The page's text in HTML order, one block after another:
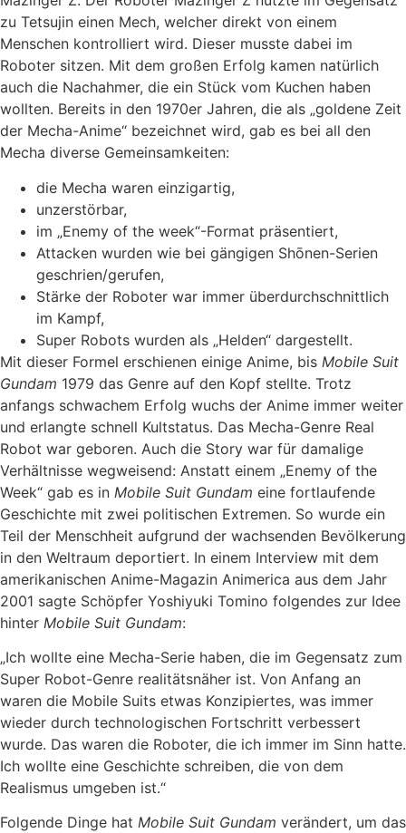
zu Tetsujin einen Mech, welcher direkt von einem
Menschen kontrolliert wird. Dieser musste dabei im
Roboter sitzen. Mit dem großen Erfolg kamen natürlich
auch die Nachahmer, die ein Stück vom Kuchen haben
wollten. Bereits in den 1970er Jahren, die als „goldene Zeit
der Mecha-Anime“ bezeichnet wird, gab es bei all den
Mecha diverse Gemeinsamkeiten:
die Mecha waren einzigartig,
unzerstörbar,
im „Enemy of the week“-Format präsentiert,
Attacken wurden wie bei gängigen Shōnen-Serien
geschrien/gerufen,
Stärke der Roboter war immer überdurchschnittlich
im Kampf,
Super Robots wurden als „Helden“ dargestellt.
Mit dieser Formel erschienen einige Anime, bis Mobile Suit
Gundam 1979 das Genre auf den Kopf stellte. Trotz
anfangs schwachem Erfolg wuchs der Anime immer weiter
und erlangte schnell Kultstatus. Das Mecha-Genre Real
Robot war geboren. Auch die Story war für damalige
Verhältnisse wegweisend: Anstatt einem „Enemy of the
Week“ gab es in Mobile Suit Gundam eine fortlaufende
Geschichte mit zwei politischen Extremen. So wurde ein
Teil der Menschheit aufgrund der wachsenden Bevölkerung
in den Weltraum deportiert. In einem Interview mit dem
amerikanischen Anime-Magazin Animerica aus dem Jahr
2001 sagte Schöpfer Yoshiyuki Tomino folgendes zur Idee
hinter Mobile Suit Gundam:
„Ich wollte eine Mecha-Serie haben, die im Gegensatz zum
Super Robot-Genre realitätsnäher ist. Von Anfang an
waren die Mobile Suits etwas Konzipiertes, was immer
wieder durch technologischen Fortschritt verbessert
wurde. Das waren die Roboter, die ich immer im Sinn hatte.
Ich wollte eine Geschichte schreiben, die von dem
Realismus umgeben ist.“
Folgende Dinge hat Mobile Suit Gundam verändert, um das